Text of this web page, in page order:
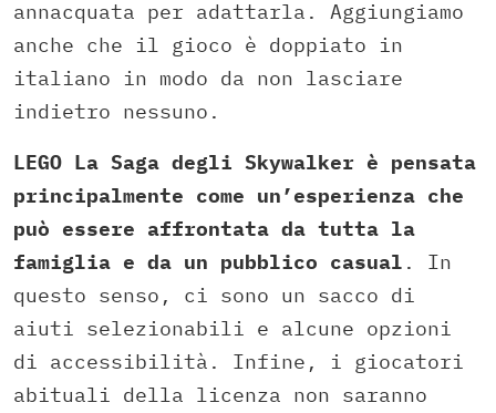
annacquata per adattarla. Aggiungiamo
anche che il gioco è doppiato in
italiano in modo da non lasciare
indietro nessuno.
LEGO La Saga degli Skywalker è pensata
principalmente come un’esperienza che
può essere affrontata da tutta la
famiglia e da un pubblico casual . In
questo senso, ci sono un sacco di
aiuti selezionabili e alcune opzioni
di accessibilità. Infine, i giocatori
abituali della licenza non saranno